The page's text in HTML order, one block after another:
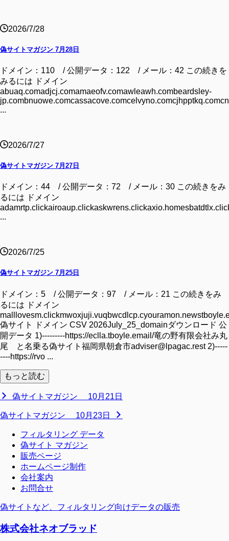
2026/7/28
偽サイトマガジン 7月28日
ドメイン：110 / 公開データ：122 / メール：42 この続きを
みるには ドメイン
abuaq.comadjcj.comamaeofv.comawleawh.combeardsley-
...
2026/7/27
偽サイトマガジン 7月27日
ドメイン：44 / 公開データ：72 / メール：30 この続きをみ
るには ドメイン
...
2026/7/25
偽サイトマガジン 7月25日
ドメイン：5 / 公開データ：97 / メール：21 この続きをみ
るには ドメイン
偽サイト ドメイン CSV 2026July_25_domainダウンロード 公
開データ 1)---------https://eclla.tboyle.email/竜の野有限会社み丸
尾 と名乗る偽サイト福岡県朝倉市adviser@lpagac.rest 2)-----
----https://rvo ...
もっと読む
偽サイトマガジン 10月21日
偽サイトマガジン 10月23日
フィルタリング データ
偽サイト マガジン
販売ページ
ホームページ制作
会社案内
お問合せ
偽サイトなど、フィルタリング向けデータの販売
株式会社ネオブラッド